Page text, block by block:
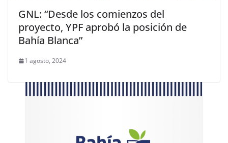
GNL: “Desde los comienzos del
proyecto, YPF aprobó la posición de
Bahía Blanca”
1 agosto, 2024